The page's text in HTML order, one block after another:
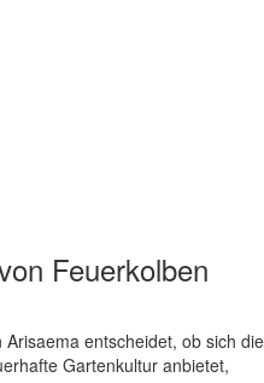
Feuerkolben
entscheidet, ob sich die
Gartenkultur anbietet,